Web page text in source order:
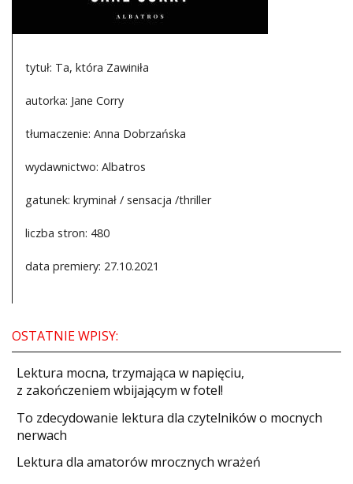
tytuł: Ta, która Zawiniła
autorka: Jane Corry
tłumaczenie: Anna Dobrzańska
wydawnictwo: Albatros
gatunek: kryminał / sensacja /thriller
liczba stron: 480
data premiery: 27.10.2021
OSTATNIE WPISY:
​Lektura mocna, trzymająca w napięciu,
z zakończeniem wbijającym w fotel!
​To zdecydowanie lektura dla czytelników o mocnych
nerwach
Lektura dla amatorów mrocznych wrażeń